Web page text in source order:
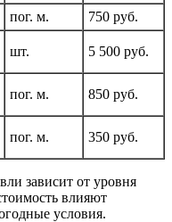
пог. м.
750 руб.
шт. 5 500 руб.
пог. м. 850 руб.
пог. м. 350 руб.
зависит от уровня
влияют
условия.